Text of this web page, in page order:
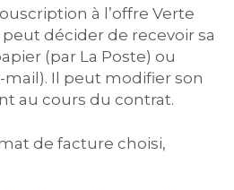
à l’offre Verte
décider de recevoir sa
(par La Poste) ou
Il peut modifier son
au cours du contrat.
de facture choisi,